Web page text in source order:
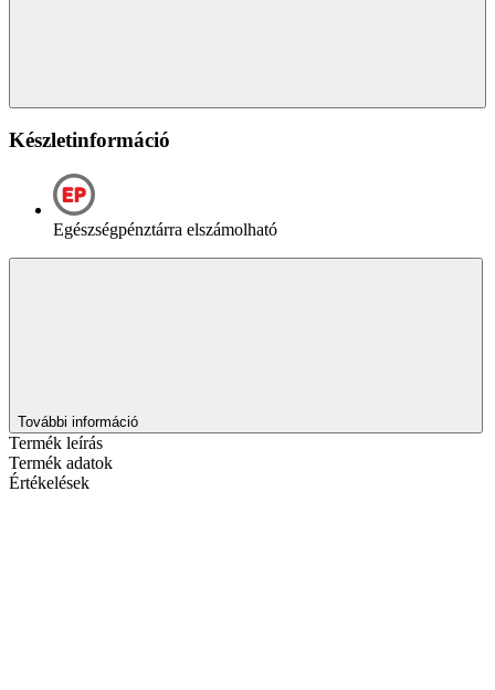
Készletinformáció
Egészségpénztárra elszámolható
További információ
Termék leírás
Termék adatok
Értékelések